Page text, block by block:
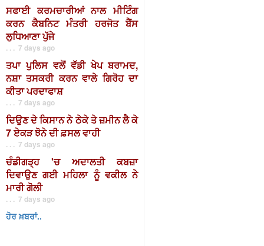
ਸਫਾਈ ਕਰਮਚਾਰੀਆਂ ਨਾਲ ਮੀਟਿੰਗ
ਕਰਨ ਕੈਬਨਿਟ ਮੰਤਰੀ ਹਰਜੋਤ ਬੈਂਸ
ਲੁਧਿਆਣਾ ਪੁੱਜੇ
. . . 7 days ago
ਤਪਾ ਪੁਲਿਸ ਵਲੋਂ ਵੱਡੀ ਖੇਪ ਬਰਾਮਦ,
ਨਸ਼ਾ ਤਸਕਰੀ ਕਰਨ ਵਾਲੇ ਗਿਰੋਹ ਦਾ
ਕੀਤਾ ਪਰਦਾਫਾਸ਼
. . . 7 days ago
ਦਿਉਣ ਦੇ ਕਿਸਾਨ ਨੇ ਠੇਕੇ ਤੇ ਜ਼ਮੀਨ ਲੈ ਕੇ
7 ਏਕੜ ਝੋਨੇ ਦੀ ਫ਼ਸਲ ਵਾਹੀ
. . . 7 days ago
ਚੰਡੀਗੜ੍ਹ 'ਚ ਅਦਾਲਤੀ ਕਬਜ਼ਾ
ਦਿਵਾਉਣ ਗਈ ਮਹਿਲਾ ਨੂੰ ਵਕੀਲ ਨੇ
ਮਾਰੀ ਗੋਲੀ
. . . 7 days ago
ਹੋਰ ਖ਼ਬਰਾਂ..